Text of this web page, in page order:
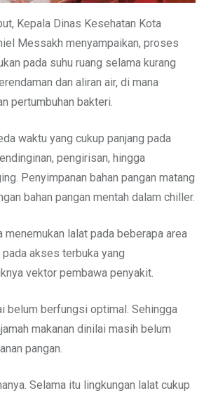
Kepala Dinas Kesehatan Kota
Messakh menyampaikan, proses
pada suhu ruang selama kurang
dan aliran air, di mana
pertumbuhan bakteri.
waktu yang cukup panjang pada
pengirisan, hingga
Penyimpanan bahan pangan matang
bahan pangan mentah dalam chiller.
menemukan lalat pada beberapa area
akses terbuka yang
vektor pembawa penyakit.
belum berfungsi optimal. Sehingga
makanan dinilai masih belum
pangan.
Selama itu lingkungan lalat cukup